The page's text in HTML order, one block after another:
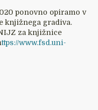
ponovno opiramo v
knjižnega gradiva.
za knjižnice
ttps://www.fsd.uni-